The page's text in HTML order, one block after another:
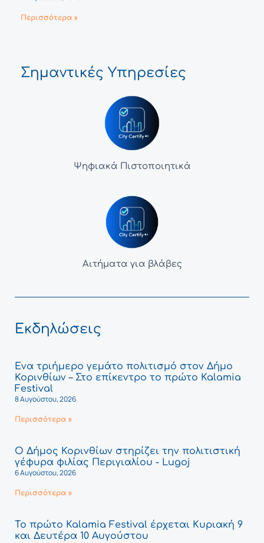
Περισσότερα »
Σημαντικές Υπηρεσίες
Ψηφιακά Πιστοποιητικά
Αιτήματα για βλάβες
Εκδηλώσεις
Ένα τριήμερο γεμάτο πολιτισμό στον Δήμο
Κορινθίων – Στο επίκεντρο το πρώτο Kalamia
Festival
8 Αυγούστου, 2026
Περισσότερα »
Ο Δήμος Κορινθίων στηρίζει την πολιτιστική
γέφυρα φιλίας Περιγιαλίου - Lugoj
6 Αυγούστου, 2026
Περισσότερα »
Το πρώτο Kalamia Festival έρχεται Κυριακή 9
και Δευτέρα 10 Αυγούστου